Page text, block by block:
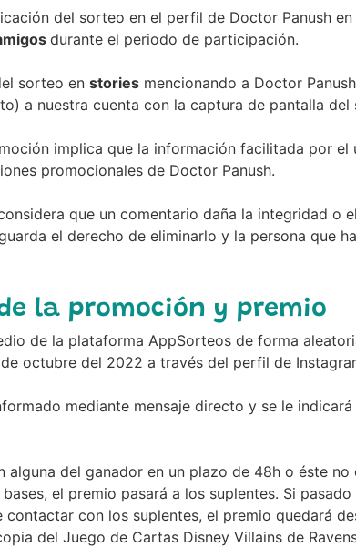
del sorteo en el perfil de Doctor Panush
durante el periodo de participación.
sorteo en stories mencionando a Doctor
a nuestra cuenta con la captura de pantalla del
implica que la información facilitada por el
promocionales de Doctor Panush.
que un comentario daña la integridad o
el derecho de eliminarlo y la persona que
la promoción y premio
de la plataforma AppSorteos de forma
octubre del 2022 a través del perfil de
mediante mensaje directo y se le
alguna del ganador en un plazo de 48h o éste
el premio pasará a los suplentes. Si
contactar con los suplentes, el premio quedará
del Juego de Cartas Disney Villains de